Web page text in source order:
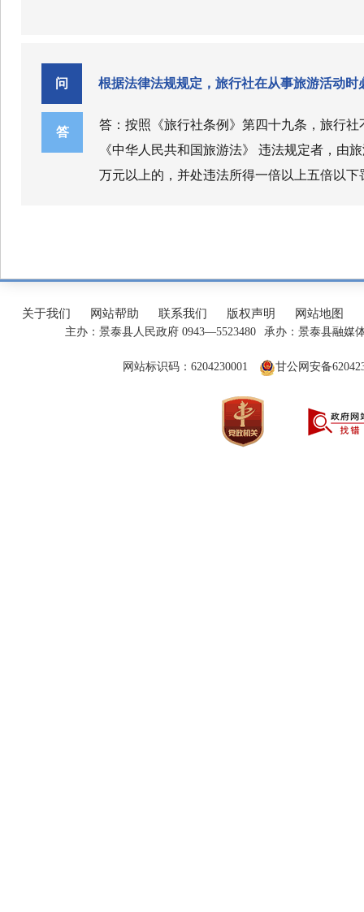
问 根据法律法规规定，旅行社在从事旅游活动
答
答：按照《旅行社条例》第四十九条，旅行
《中华人民共和国旅游法》 违法规定者，由
万元以上的，并处违法所得一倍以上五倍以
关于我们 网站帮助 联系我们 版权声明 网站地图
主办：景泰县人民政府 0943—5523480 承办：景泰县融媒
网站标识码：6204230001 甘公网安备